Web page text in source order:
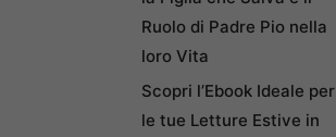
Ruolo di Padre Pio nella
loro Vita
Scopri l’Ebook Ideale per
le tue Letture Estive in